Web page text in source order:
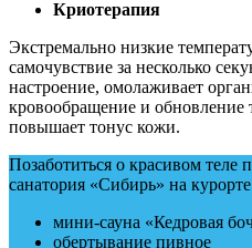
Криотерапия
Экстремально низкие
самочувствие за несколько
настроение, омолаживает
кровообращение и обновление
повышает тонус кожи.
Позаботиться о красивом теле
санатория «Сибирь» на
мини-сауна «Кедровая
обертывание пивное